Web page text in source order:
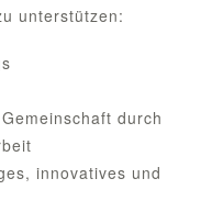
unterstützen:
durch
innovatives und